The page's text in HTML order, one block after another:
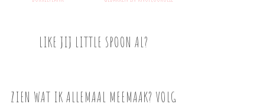
LIKE JIJ LITTLE SPOON AL?
ZIEN WAT IK ALLEMAAL MEEMAAK? VOLG